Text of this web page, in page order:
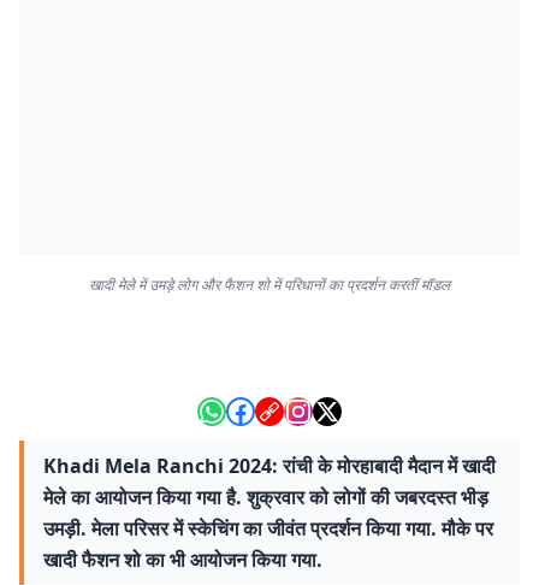
खादी मेले में उमड़े लोग और फैशन शो में परिधानों का प्रदर्शन करतीं मॉडल
Khadi Mela Ranchi 2024: रांची के मोरहाबादी मैदान में खादी
मेले का आयोजन किया गया है. शुक्रवार को लोगों की जबरदस्त भीड़
उमड़ी. मेला परिसर में स्केचिंग का जीवंत प्रदर्शन किया गया. मौके पर
खादी फैशन शो का भी आयोजन किया गया.